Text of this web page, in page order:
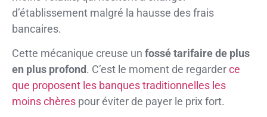
d’établissement malgré la hausse des frais
bancaires.
Cette mécanique creuse un fossé tarifaire de plus
en plus profond. C’est le moment de regarderce
que proposent les banques traditionnelles les
moins chères pour éviter de payer le prix fort.